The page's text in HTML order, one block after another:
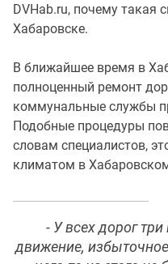
DVHab.ru, почему такая
Хабаровске.
В ближайшее время в
полноценный ремонт
коммунальные службы
Подобные процедуры
словам специалистов,
климатом в
- У всех дорог
движение,